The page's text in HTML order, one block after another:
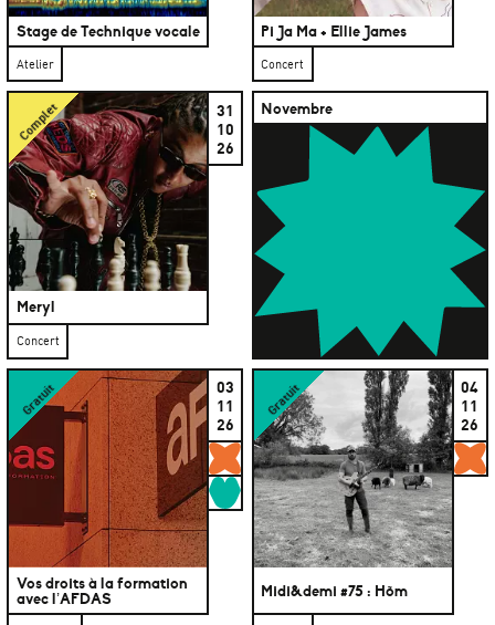
Stage de Technique vocale
Atelier
Pi Ja Ma + Ellie James
Concert
Complet
Meryl
31
10
26
Concert
Novembre
Gratuit
Vos droits à la formation
avec l’AFDAS
03
11
26
Gratuits
Rencontres
Gratuit
Midi&demi #75 : Hõm
04
11
26